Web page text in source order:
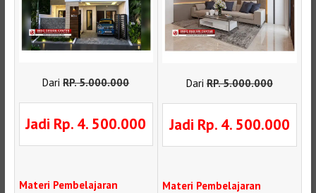
DariRP.5.000.000
Jadi Rp. 4. 500.000
Materi Pembelajaran
DariRP.5.000.000
Jadi Rp. 4. 500.000
Materi Pembelajaran